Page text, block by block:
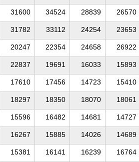
31600 34524 28839 26570
31782 33112 24254 23653
20247 22354 24658 26922
22837 19691 16033 15893
17610 17456 14723 15410
18297 18350 18070 18061
15596 16482 14681 14727
16267 15885 14026 14689
15381 16141 16239 16764